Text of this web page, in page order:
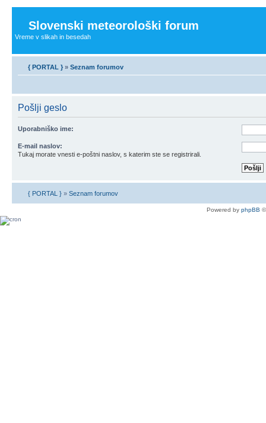
Slovenski meteorološki forum
Vreme v slikah in besedah
{ PORTAL } » Seznam forumov
Pošlji geslo
Uporabniško ime:
E-mail naslov:
Tukaj morate vnesti e-poštni naslov, s katerim ste se registrirali.
{ PORTAL } » Seznam forumov
Powered by phpBB